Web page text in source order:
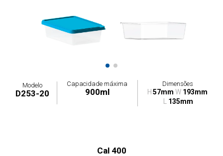
Modelo
D253-20
Capacidade máxima
900ml
Dimensões
H 57mm W 193mm
135mm
Cal 400